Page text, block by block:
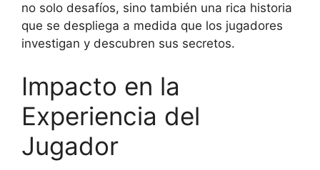
no solo desafíos, sino también una rica historia
que se despliega a medida que los jugadores
investigan y descubren sus secretos.
Impacto en la
Experiencia del
Jugador